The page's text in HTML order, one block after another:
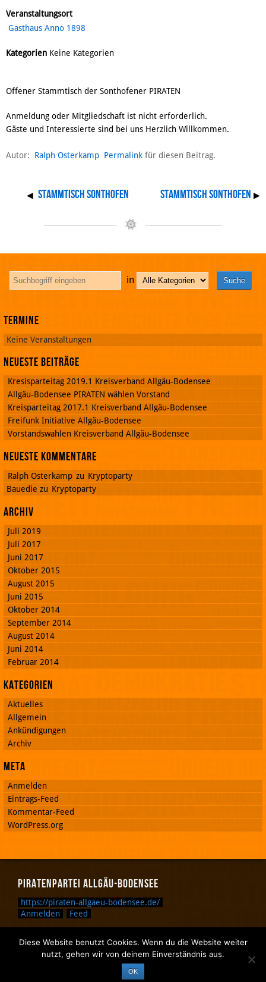
Veranstaltungsort
Gasthaus Anno 1898
Kategorien Keine Kategorien
Offener Stammtisch der Sonthofener PIRATEN
Anmeldung oder Mitgliedschaft ist nicht erforderlich.
Gäste und Interessierte sind bei uns Herzlich Willkommen.
Autor: Ralph Osterkamp Permalink für diesen Beitrag.
◀ Stammtisch Sonthofen Stammtisch Sonthofen ▶
in
Termine
Keine Veranstaltungen
Neueste Beiträge
Kresisparteitag 2019.1 Kreisverband Allgäu-Bodensee
Allgäu-Bodensee PIRATEN wählen Vorstand
Kreisparteitag 2017.1 Kreisverband Allgäu-Bodensee
Freifunk Initiative Allgäu-Bodensee
Vorstandswahlen Kreisverband Allgäu-Bodensee
Neueste Kommentare
Ralph Osterkamp zu Kryptoparty
Bauedie zu Kryptoparty
Archiv
Juli 2019
Juli 2017
Juni 2017
Oktober 2015
August 2015
Juni 2015
Oktober 2014
September 2014
August 2014
Juni 2014
Februar 2014
Kategorien
Aktuelles
Allgemein
Ankündigungen
Archiv
Meta
Anmelden
Eintrags-Feed
Kommentar-Feed
WordPress.org
Piratenpartei Allgäu-Bodensee
https://piraten-allgaeu-bodensee.de/
Anmelden
Feed
Zurück nach oben.
Zurück zum Anfang des Textes.
Zurück zur Sucheingabe.
Diese Website benutzt Cookies. Wenn du die Website weiter
nutzt, gehen wir von deinem Einverständnis aus.
OK